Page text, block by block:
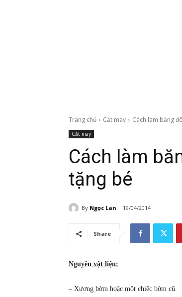
Trang chủ Cắt may Cách làm băng
Cắt may
Cách làm
tặng bé
By Ngọc Lan 19/04/2014
Share
Nguyên vật liệu:
– Xương bờm hoặc một chiếc bờm cũ.